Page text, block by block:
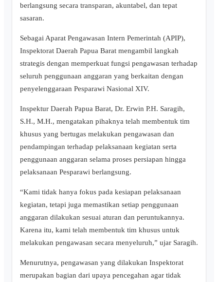
berlangsung secara transparan, akuntabel, dan tepat
sasaran.
‎Sebagai Aparat Pengawasan Intern Pemerintah (APIP),
Inspektorat Daerah Papua Barat mengambil langkah
strategis dengan memperkuat fungsi pengawasan terhadap
seluruh penggunaan anggaran yang berkaitan dengan
penyelenggaraan Pesparawi Nasional XIV.
‎Inspektur Daerah Papua Barat, Dr. Erwin P.H. Saragih,
S.H., M.H., mengatakan pihaknya telah membentuk tim
khusus yang bertugas melakukan pengawasan dan
pendampingan terhadap pelaksanaan kegiatan serta
penggunaan anggaran selama proses persiapan hingga
pelaksanaan Pesparawi berlangsung.
‎“Kami tidak hanya fokus pada kesiapan pelaksanaan
kegiatan, tetapi juga memastikan setiap penggunaan
anggaran dilakukan sesuai aturan dan peruntukannya.
Karena itu, kami telah membentuk tim khusus untuk
melakukan pengawasan secara menyeluruh,” ujar Saragih.
‎Menurutnya, pengawasan yang dilakukan Inspektorat
merupakan bagian dari upaya pencegahan agar tidak